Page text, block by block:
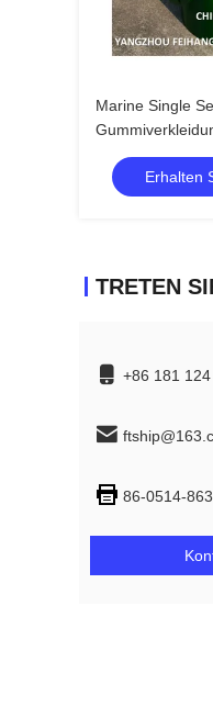
Marine Single
-FEIHANG
Erhalten
+86 181
86-0514-